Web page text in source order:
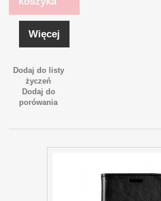
Więcej
Dodaj do listy
życzeń
Dodaj do
porówania